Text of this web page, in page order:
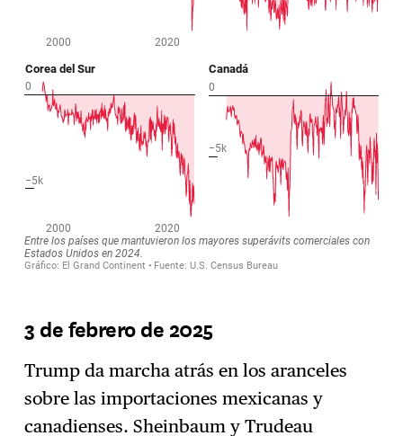
3 de febrero de 2025
Trump da marcha atrás en los aranceles
sobre las importaciones mexicanas y
canadienses. Sheinbaum y Trudeau